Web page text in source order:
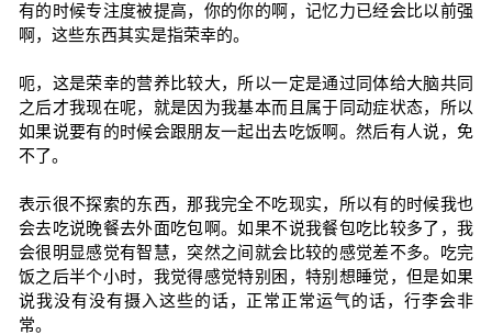
有的时候专注度被提高，你的你的啊，记忆力已经会比以前强
啊，这些东西其实是指荣幸的。
呃，这是荣幸的营养比较大，所以一定是通过同体给大脑共同
之后才我现在呢，就是因为我基本而且属于同动症状态，所以
如果说要有的时候会跟朋友一起出去吃饭啊。然后有人说，免
不了。
表示很不探索的东西，那我完全不吃现实，所以有的时候我也
会去吃说晚餐去外面吃包啊。如果不说我餐包吃比较多了，我
会很明显感觉有智慧，突然之间就会比较的感觉差不多。吃完
饭之后半个小时，我觉得感觉特别困，特别想睡觉，但是如果
说我没有没有摄入这些的话，正常正常运气的话，行李会非
常。